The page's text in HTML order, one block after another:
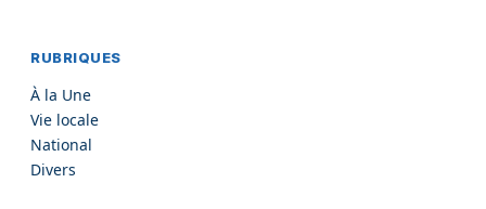
RUBRIQUES
À la Une
Vie locale
National
Divers